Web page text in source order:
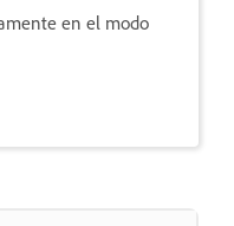
en el modo